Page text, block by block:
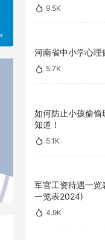
9.5K
河南省中小学心理
5.7K
如何防止小孩偷
知道！
5.1K
军官工资待遇一
一览表2024)
4.9K